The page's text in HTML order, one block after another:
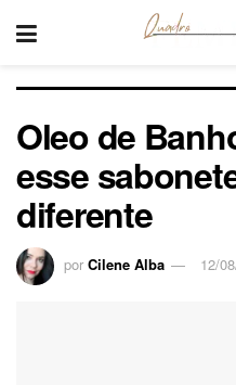
Oleo de
esse
diferente
por Cilene Alba 12/